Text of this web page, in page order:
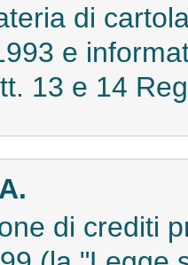
di
e
13 e 14
di crediti